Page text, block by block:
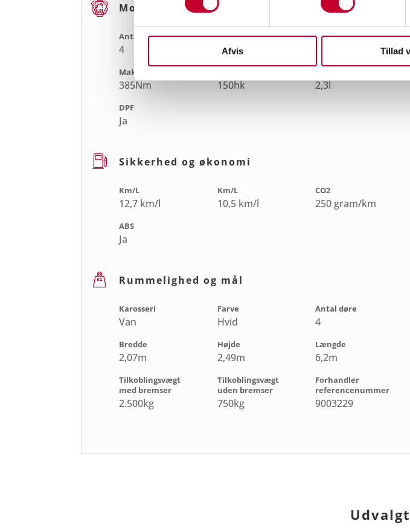
Afvis Tillad
Motor og ydelse
Antal cylindre
4
Antal gear
6
Gear type
Maksimal moment
385Nm 150hk 2,3l
DPF
Ja
Sikkerhed og økonomi
Km/L
12,7 km/l
Km/L
10,5 km/l
CO2
250 gram/km
ABS
Ja
Rummelighed og mål
Karosseri
Van
Farve
Hvid
Antal døre
4
Bredde
2,07m
Højde
2,49m
Længde
6,2m
Tilkoblingsvægt
med bremser
2.500kg
Tilkoblingsvægt
uden bremser
750kg
Forhandler
referencenummer
9003229